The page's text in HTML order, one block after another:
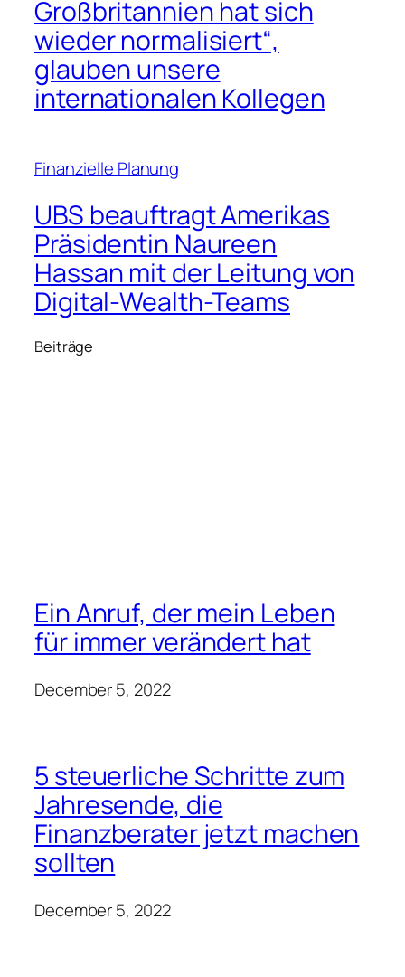
Großbritannien hat sich
wieder normalisiert“,
glauben unsere
internationalen Kollegen
Finanzielle Planung
UBS beauftragt Amerikas
Präsidentin Naureen
Hassan mit der Leitung von
Digital-Wealth-Teams
Beiträge
Ein Anruf, der mein Leben
für immer verändert hat
December 5, 2022
5 steuerliche Schritte zum
Jahresende, die
Finanzberater jetzt machen
sollten
December 5, 2022